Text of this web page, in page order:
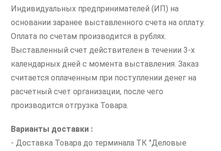
Индивидуальных предпринимателей (ИП) на
основании заранее выставленного счета на оплату.
Оплата по счетам производится в рублях.
Выставленный счет действителен в течении 3-х
календарных дней с момента выставления. Заказ
считается оплаченным при поступлении денег на
расчетный счет организации, после чего
производится отгрузка Товара.
Варианты доставки :
- Доставка Товара до терминала ТК "Деловые